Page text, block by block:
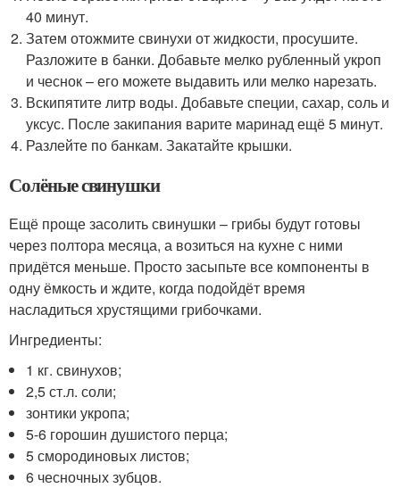
40 минут.
Затем отожмите свинухи от жидкости, просушите.
Разложите в банки. Добавьте мелко рубленный укроп
и чеснок – его можете выдавить или мелко нарезать.
Вскипятите литр воды. Добавьте специи, сахар, соль и
уксус. После закипания варите маринад ещё 5 минут.
Разлейте по банкам. Закатайте крышки.
Солёные свинушки
Ещё проще засолить свинушки – грибы будут готовы
через полтора месяца, а возиться на кухне с ними
придётся меньше. Просто засыпьте все компоненты в
одну ёмкость и ждите, когда подойдёт время
насладиться хрустящими грибочками.
Ингредиенты:
1 кг. свинухов;
2,5 ст.л. соли;
зонтики укропа;
5-6 горошин душистого перца;
5 смородиновых листов;
6 чесночных зубцов.